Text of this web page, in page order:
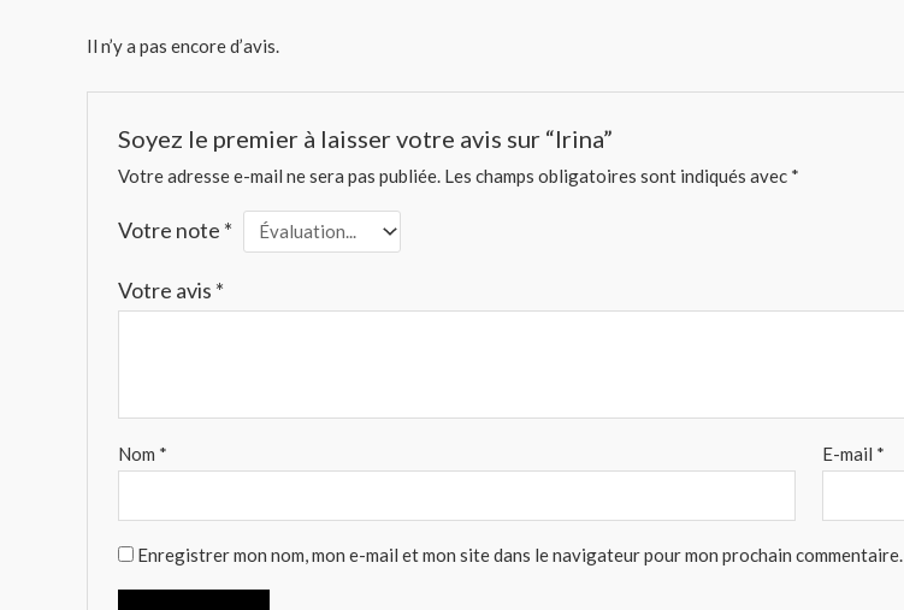
Il n’y a pas encore d’avis.
Soyez le premier à laisser votre avis sur “Irina”
Votre adresse e-mail ne sera pas publiée. Les champs obligatoires sont indiqués avec *
Votre note *
Votre avis *
Nom * E-mail *
Enregistrer mon nom, mon e-mail et mon site dans le navigateur pour mon prochain commentaire.